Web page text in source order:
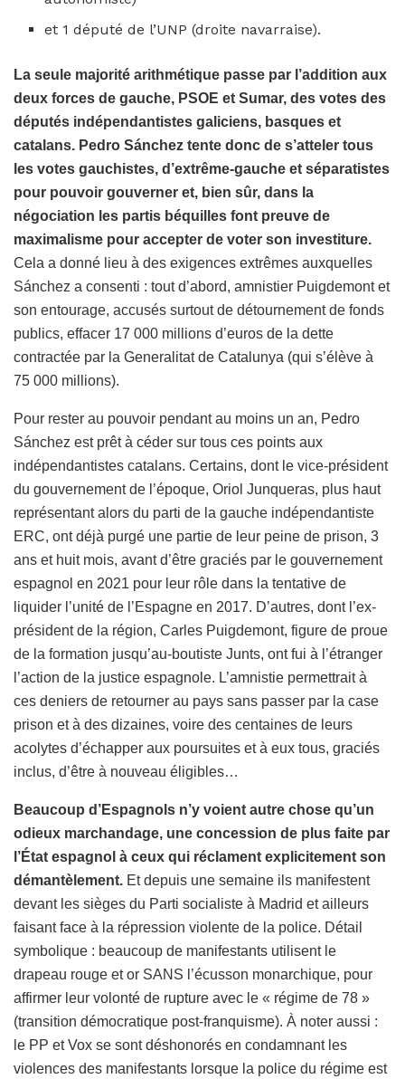
et 1 député de l’UNP (droite navarraise).
La seule majorité arithmétique passe par l’addition aux
deux forces de gauche, PSOE et Sumar, des votes des
députés indépendantistes galiciens, basques et
catalans. Pedro Sánchez tente donc de s’atteler tous
les votes gauchistes, d’extrême-gauche et séparatistes
pour pouvoir gouverner et, bien sûr, dans la
négociation les partis béquilles font preuve de
maximalisme pour accepter de voter son investiture.
Cela a donné lieu à des exigences extrêmes auxquelles
Sánchez a consenti : tout d’abord, amnistier Puigdemont et
son entourage, accusés surtout de détournement de fonds
publics, effacer 17 000 millions d’euros de la dette
contractée par la Generalitat de Catalunya (qui s’élève à
75 000 millions).
Pour rester au pouvoir pendant au moins un an, Pedro
Sánchez est prêt à céder sur tous ces points aux
indépendantistes catalans. Certains, dont le vice-président
du gouvernement de l’époque, Oriol Junqueras, plus haut
représentant alors du parti de la gauche indépendantiste
ERC, ont déjà purgé une partie de leur peine de prison, 3
ans et huit mois, avant d’être graciés par le gouvernement
espagnol en 2021 pour leur rôle dans la tentative de
liquider l’unité de l’Espagne en 2017. D’autres, dont l’ex-
président de la région, Carles Puigdemont, figure de proue
de la formation jusqu’au-boutiste Junts, ont fui à l’étranger
l’action de la justice espagnole. L’amnistie permettrait à
ces deniers de retourner au pays sans passer par la case
prison et à des dizaines, voire des centaines de leurs
acolytes d’échapper aux poursuites et à eux tous, graciés
inclus, d’être à nouveau éligibles…
Beaucoup d’Espagnols n’y voient autre chose qu’un
odieux marchandage, une concession de plus faite par
l’État espagnol à ceux qui réclament explicitement son
démantèlement. Et depuis une semaine ils manifestent
devant les sièges du Parti socialiste à Madrid et ailleurs
faisant face à la répression violente de la police. Détail
symbolique : beaucoup de manifestants utilisent le
drapeau rouge et or SANS l’écusson monarchique, pour
affirmer leur volonté de rupture avec le « régime de 78 »
(transition démocratique post-franquisme). À noter aussi :
le PP et Vox se sont déshonorés en condamnant les
violences des manifestants lorsque la police du régime est